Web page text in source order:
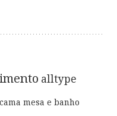
alltype
cama mesa e banho